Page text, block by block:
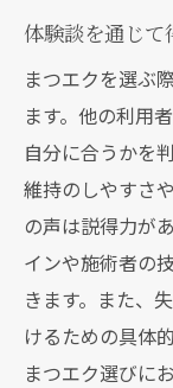
体験談を通じ
まつエクを選ぶ
ます。他の利用
自分に合うかを
維持のしやすさ
の声は説得力が
インや施術者の
きます。また、
けるための具体
まつエク選びに